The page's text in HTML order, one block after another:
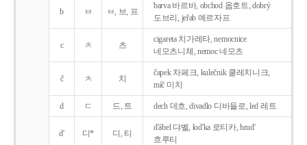
b ㅂ ㅂ, 브, 프
barva 바르바, obchod 옵호트, dobrý
도브리, jeřab 예르자프
c ㅊ 츠
cigareta 치가레타, nemocnice
네모츠니체, nemoc 네모츠
č ㅊ 치
čapek 차페크, kulečnik 쿨레치니크,
míč 미치
d ㄷ 드, 트 dech 데흐, divadlo 디바들로, led 레트
d' 디* 디, 티
d'ábel 댜벨, lod'ka 로티카, hrud'
흐루티